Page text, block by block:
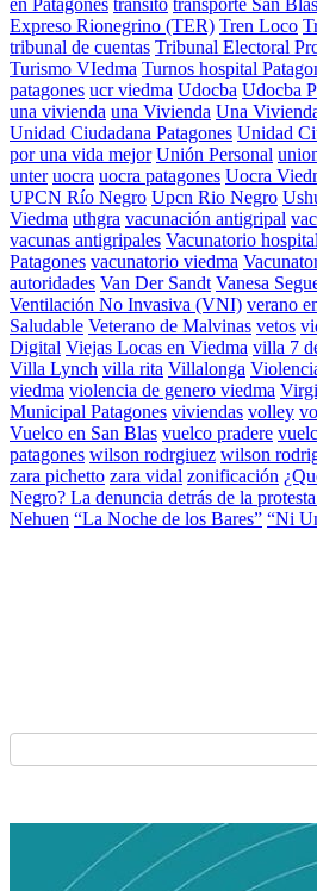
en Patagones tránsito transporte San Blas
Expreso Rionegrino (TER) Tren Loco
tribunal de cuentas Tribunal Electoral
Turismo VIedma Turnos hospital
patagones ucr viedma Udocba Udocba
una vivienda una Vivienda Una
Unidad Ciudadana Patagones Unidad
por una vida mejor Unión Personal
unter uocra uocra patagones Uocra
UPCN Río Negro Upcn Rio Negro
Viedma uthgra vacunación antigripal
vacunas antigripales Vacunatorio
Patagones vacunatorio viedma
autoridades Van Der Sandt Vanesa
Ventilación No Invasiva (VNI) verano
Saludable Veterano de Malvinas vetos
Digital Viejas Locas en Viedma villa 7
Villa Lynch villa rita Villalonga
viedma violencia de genero viedma
Municipal Patagones viviendas volley
Vuelco en San Blas vuelco pradere
patagones wilson rodrgiuez wilson
zara pichetto zara vidal zonificación
Negro? La denuncia detrás de la
Nehuen “La Noche de los Bares” “Ni